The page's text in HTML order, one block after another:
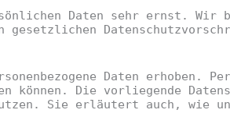
Daten sehr ernst. Wir
gesetzlichen
Daten erhoben.
Die vorliegende
Sie erläutert auch, wie und